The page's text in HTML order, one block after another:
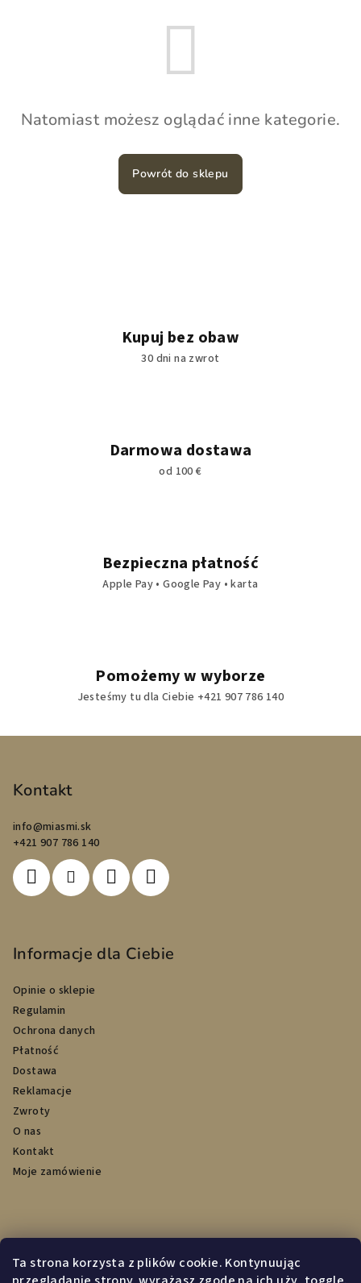
Ta strona korzysta z plików cookie. Kontynuując
Natomiast możesz oglądać inne kategorie.
Powrót do sklepu
Kupuj bez obaw
30 dni na zwrot
Darmowa dostawa
od 100 €
Bezpieczna płatność
Apple Pay • Google Pay • karta
Pomożemy w wyborze
Jesteśmy tu dla Ciebie +421 907 786 140
Kontakt
info@miasmi.sk
+421 907 786 140
Informacje dla Ciebie
Opinie o sklepie
Regulamin
Ochrona danych
Płatność
Dostawa
Reklamacje
Zwroty
O nas
Kontakt
Moje zamówienie
Przyjmujemy płatności online